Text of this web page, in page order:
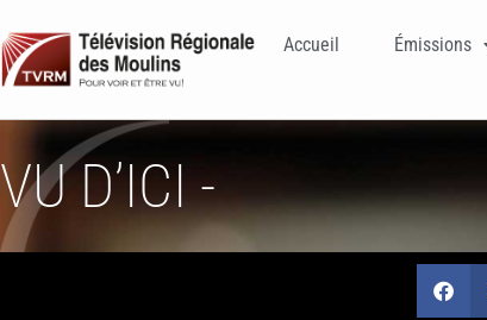
Accueil Émissions
VU D’ICI -